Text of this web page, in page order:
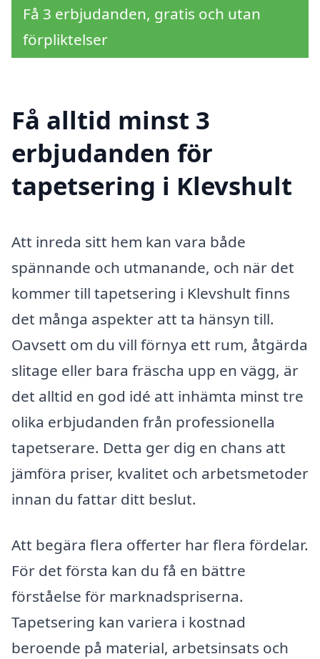
Få 3 erbjudanden, gratis och utan
förpliktelser
Få alltid minst 3
erbjudanden för
tapetsering i Klevshult
Att inreda sitt hem kan vara både
spännande och utmanande, och när det
kommer till tapetsering i Klevshult finns
det många aspekter att ta hänsyn till.
Oavsett om du vill förnya ett rum, åtgärda
slitage eller bara fräscha upp en vägg, är
det alltid en god idé att inhämta minst tre
olika erbjudanden från professionella
tapetserare. Detta ger dig en chans att
jämföra priser, kvalitet och arbetsmetoder
innan du fattar ditt beslut.
Att begära flera offerter har flera fördelar.
För det första kan du få en bättre
förståelse för marknadspriserna.
Tapetsering kan variera i kostnad
beroende på material, arbetsinsats och